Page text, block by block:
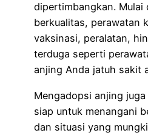
dipertimbangkan. Mulai
berkualitas, perawatan
vaksinasi, peralatan,
terduga seperti
anjing Anda jatuh sakit
Mengadopsi anjing
siap untuk menangani
dan situasi yang